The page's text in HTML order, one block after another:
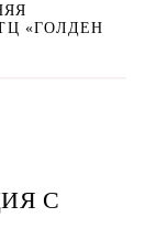
«ГОЛДЕН
С